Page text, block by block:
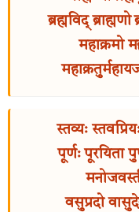
ब्रह्मविद् ब्राह्मणो
महाक्रमो
स्तव्यः
पूर्णः पूरयिता
वसुप्रदो